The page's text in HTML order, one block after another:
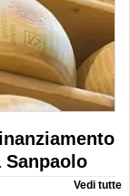
Vedi tutte